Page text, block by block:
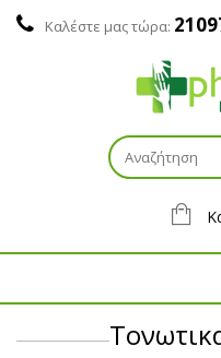
Καλέστε μας τώρα: